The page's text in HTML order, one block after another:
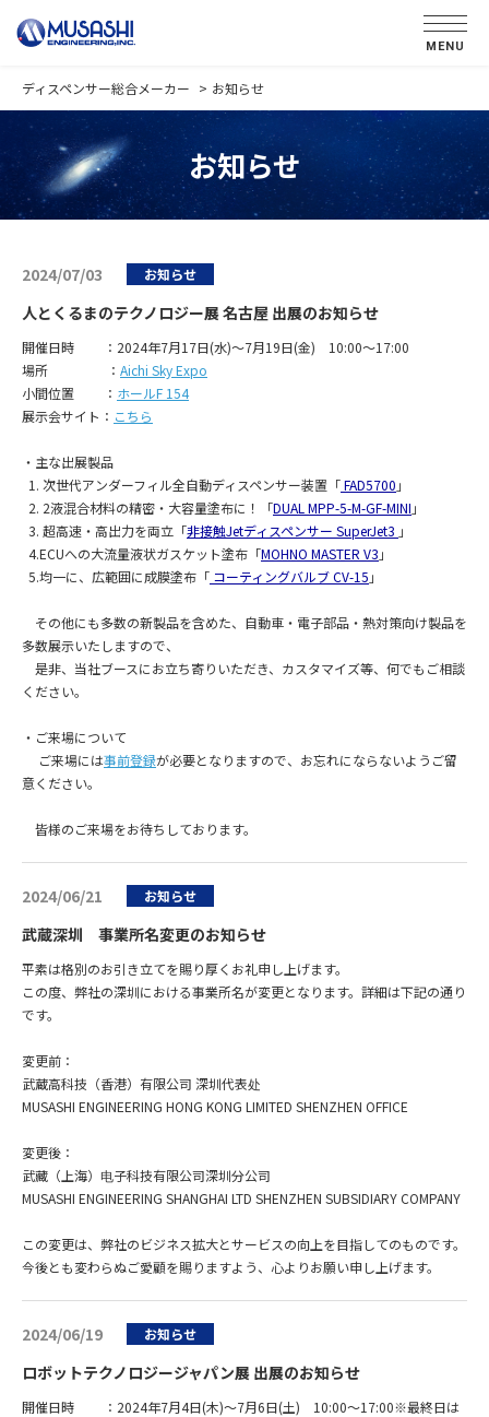
MENU
ディスペンサー総合メーカー お知らせ
お知らせ
2024/07/03 お知らせ
人とくるまのテクノロジー展 名古屋 出展のお知らせ
開催日時 ：2024年7月17日(水)～7月19日(金) 10:00～17:00
場所 ： Aichi Sky Expo
小間位置 ： ホールF 154
展示会サイト： こちら
・主な出展製品
1. 次世代アンダーフィル全自動ディスペンサー装置「FAD5700 」
2. 2液混合材料の精密・大容量塗布に！「DUAL MPP-5-M-GF-MINI 」
3. 超高速・高出力を両立「非接触Jetディスペンサー SuperJet3 」
4.ECUへの大流量液状ガスケット塗布「MOHNO MASTER V3 」
5.均一に、広範囲に成膜塗布「 コーティングバルブ CV-15 」
その他にも多数の新製品を含めた、自動車・電子部品・熱対策向け製品を
多数展示いたしますので、
是非、当社ブースにお立ち寄りいただき、カスタマイズ等、何でもご相談
ください。
・ご来場について
ご来場には事前登録が必要となりますので、お忘れにならないようご留
意ください。
皆様のご来場をお待ちしております。
2024/06/21 お知らせ
武蔵深圳 事業所名変更のお知らせ
平素は格別のお引き立てを賜り厚くお礼申し上げます。
この度、弊社の深圳における事業所名が変更となります。詳細は下記の通り
です。
変更前：
武蔵高科技（香港）有限公司 深圳代表处
MUSASHI ENGINEERING HONG KONG LIMITED SHENZHEN OFFICE
変更後：
武藏（上海）电子科技有限公司深圳分公司
MUSASHI ENGINEERING SHANGHAI LTD SHENZHEN SUBSIDIARY COMPANY
この変更は、弊社のビジネス拡大とサービスの向上を目指してのものです。
今後とも変わらぬご愛顧を賜りますよう、心よりお願い申し上げます。
2024/06/19 お知らせ
ロボットテクノロジージャパン展 出展のお知らせ
開催日時 ：2024年7月4日(木)～7月6日(土) 10:00～17:00※最終日は